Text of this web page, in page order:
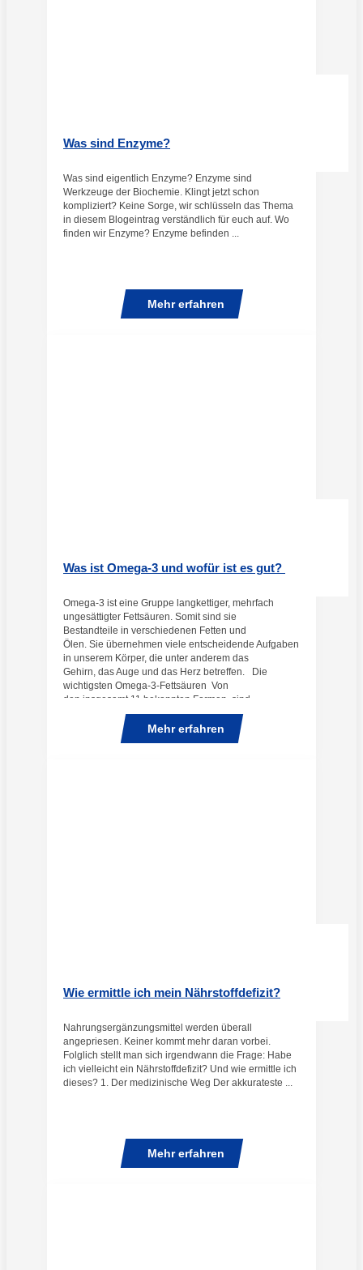
Was sind Enzyme?
Was sind eigentlich Enzyme? Enzyme sind
Werkzeuge der Biochemie. Klingt jetzt schon
kompliziert? Keine Sorge, wir schlüsseln das Thema
in diesem Blogeintrag verständlich für euch auf. Wo
finden wir Enzyme? Enzyme befinden ...
Mehr erfahren
Was ist Omega-3 und wofür ist es gut?
Omega-3 ist eine Gruppe langkettiger, mehrfach
ungesättigter Fettsäuren. Somit sind sie
Bestandteile in verschiedenen Fetten und
Ölen. Sie übernehmen viele entscheidende Aufgaben
in unserem Körper, die unter anderem das
Gehirn, das Auge und das Herz betreffen. Die
wichtigsten Omega-3-Fettsäuren Von
den insgesamt 11 bekannten Formen, sind
insbesondere die für ...
Mehr erfahren
Wie ermittle ich mein Nährstoffdefizit?
Nahrungsergänzungsmittel werden überall
angepriesen. Keiner kommt mehr daran vorbei.
Folglich stellt man sich irgendwann die Frage: Habe
ich vielleicht ein Nährstoffdefizit? Und wie ermittle ich
dieses? 1. Der medizinische Weg Der akkurateste ...
Mehr erfahren